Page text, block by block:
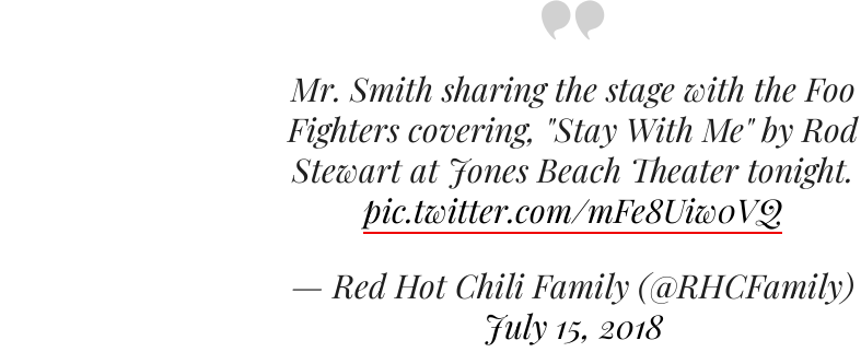
Mr. Smith sharing the stage with the Foo
Fighters covering, "Stay With Me" by Rod
Stewart at Jones Beach Theater tonight.
pic.twitter.com/mFe8Uiw0VQ
— Red Hot Chili Family (@RHCFamily)
July 15, 2018